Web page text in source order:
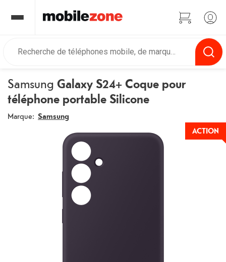
Samsung Galaxy S24+ Coque pour
téléphone portable Silicone
Marque: Samsung
ACTION